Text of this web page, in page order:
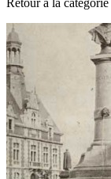
Retour à la catégorie